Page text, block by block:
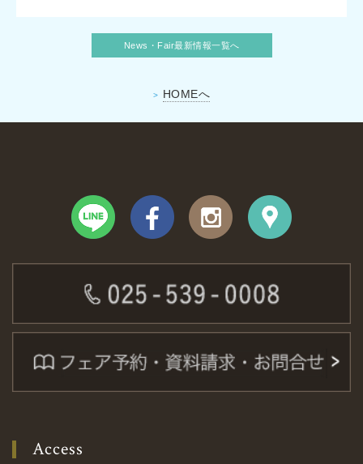
News・Fair最新情報一覧へ
HOMEへ
Access